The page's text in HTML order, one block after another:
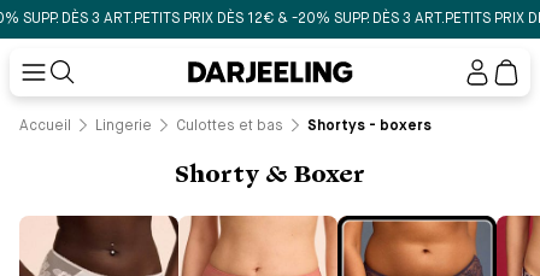
DÈS 3 ART.PETITS PRIX DÈS 12€ & -20% SUPP. DÈS 3 ART.PETITS PRIX DÈS 12€
Mon
Accueil Lingerie Culottes et bas Shortys - boxers
Shorty & Boxer